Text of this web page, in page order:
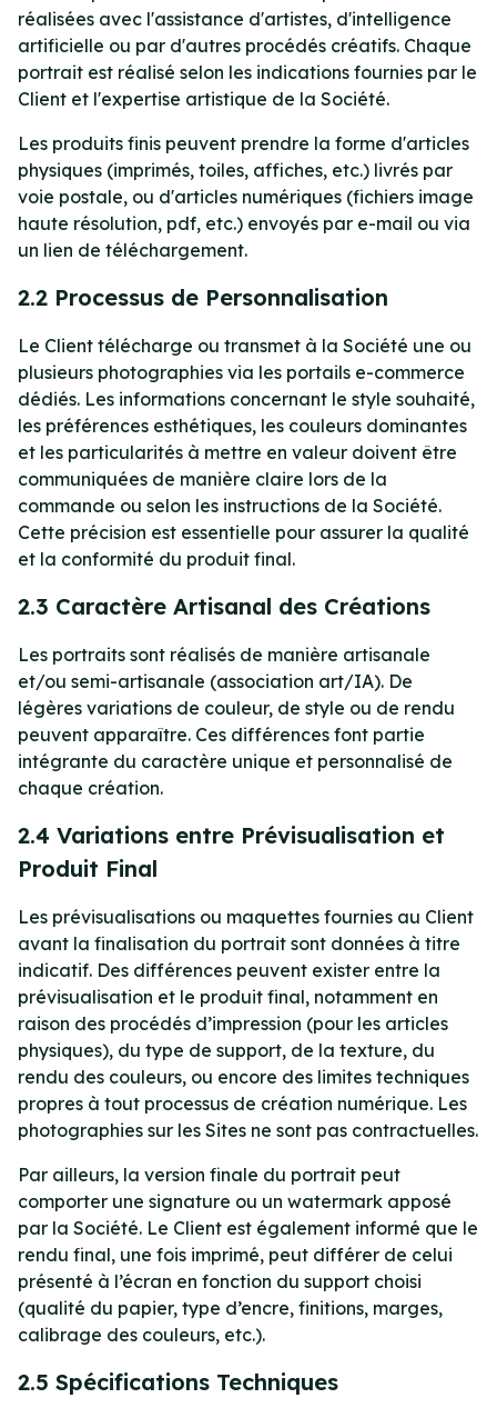
réalisées avec l'assistance d'artistes, d'intelligence
artificielle ou par d'autres procédés créatifs. Chaque
portrait est réalisé selon les indications fournies par le
Client et l'expertise artistique de la Société.
Les produits finis peuvent prendre la forme d'articles
physiques (imprimés, toiles, affiches, etc.) livrés par
voie postale, ou d'articles numériques (fichiers image
haute résolution, pdf, etc.) envoyés par e-mail ou via
un lien de téléchargement.
2.2 Processus de Personnalisation
Le Client télécharge ou transmet à la Société une ou
plusieurs photographies via les portails e-commerce
dédiés. Les informations concernant le style souhaité,
les préférences esthétiques, les couleurs dominantes
et les particularités à mettre en valeur doivent être
communiquées de manière claire lors de la
commande ou selon les instructions de la Société.
Cette précision est essentielle pour assurer la qualité
et la conformité du produit final.
2.3 Caractère Artisanal des Créations
Les portraits sont réalisés de manière artisanale
et/ou semi-artisanale (association art/IA). De
légères variations de couleur, de style ou de rendu
peuvent apparaître. Ces différences font partie
intégrante du caractère unique et personnalisé de
chaque création.
2.4 Variations entre Prévisualisation et
Produit Final
Les prévisualisations ou maquettes fournies au Client
avant la finalisation du portrait sont données à titre
indicatif. Des différences peuvent exister entre la
prévisualisation et le produit final, notamment en
raison des procédés d’impression (pour les articles
physiques), du type de support, de la texture, du
rendu des couleurs, ou encore des limites techniques
propres à tout processus de création numérique. Les
photographies sur les Sites ne sont pas contractuelles.
Par ailleurs, la version finale du portrait peut
comporter une signature ou un watermark apposé
par la Société. Le Client est également informé que le
rendu final, une fois imprimé, peut différer de celui
présenté à l’écran en fonction du support choisi
(qualité du papier, type d’encre, finitions, marges,
calibrage des couleurs, etc.).
2.5 Spécifications Techniques